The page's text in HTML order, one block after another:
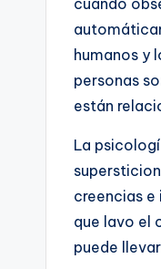
cuando
humanos y
personas
están
La
creencias e
que lavo el
puede